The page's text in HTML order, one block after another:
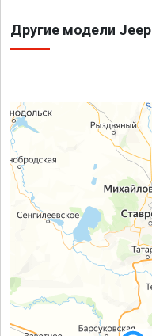
Другие модели Jeep